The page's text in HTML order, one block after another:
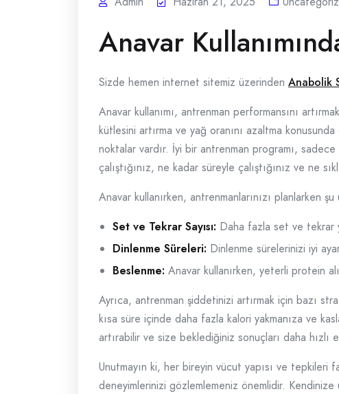
Anavar
Sizde hemen internet sitemiz üzerinden Anabolik
Anavar kullanımı, antrenman performansını
kütlesini artırma ve yağ oranını azaltma
noktalar vardır. İyi bir antrenman programı,
çalıştığınız, ne kadar süreyle çalıştığınız ve ne
Anavar kullanırken, antrenmanlarınızı planlarken
Set ve Tekrar Sayısı: Daha fazla set ve tekrar
Dinlenme Süreleri: Dinlenme sürelerinizi iyi
Beslenme: Anavar kullanırken, yeterli protein
Ayrıca, antrenman şiddetinizi artırmak için bazı
kısa süre içinde daha fazla kalori yakmanıza ve
artırabilir ve size beklediğiniz sonuçları daha hızlı
Unutmayın ki, her bireyin vücut yapısı ve tepkileri
deneyimlerinizi gözlemlemeniz önemlidir. Kendinize